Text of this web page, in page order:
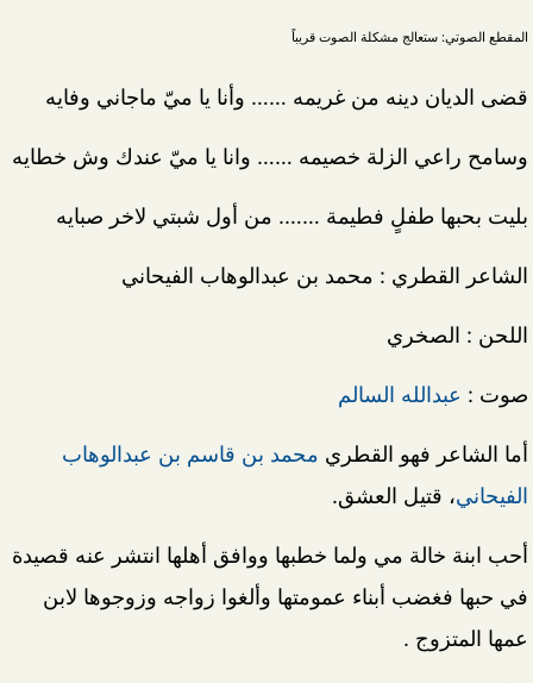
المقطع الصوتي: ستعالج مشكلة الصوت قريباً
قضى الديان دينه من غريمه …… وأنا يا ميّ ماجاني وفايه
وسامح راعي الزلة خصيمه …… وانا يا ميّ عندك وش خطايه
بليت بحبها طفلٍ فطيمة ……. من أول شبتي لاخر صبايه
الشاعر القطري : محمد بن عبدالوهاب الفيحاني
اللحن : الصخري
صوت : عبدالله السالم
أما الشاعر فهو القطري محمد بن قاسم بن عبدالوهاب
الفيحاني، قتيل العشق.
أحب ابنة خالة مي ولما خطبها ووافق أهلها انتشر عنه قصيدة
في حبها فغضب أبناء عمومتها وألغوا زواجه وزوجوها لابن
عمها المتزوج .